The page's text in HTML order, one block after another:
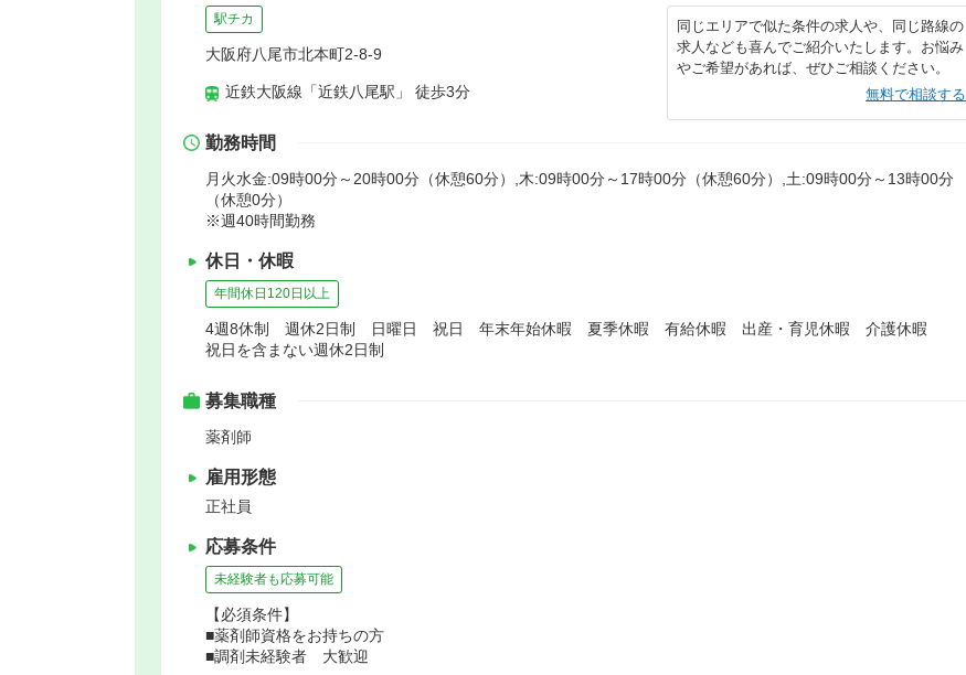
駅チカ
大阪府八尾市北本町2-8-9
近鉄大阪線「近鉄八尾駅」 徒歩3分
同じエリアで似た条件の求人や、同じ路線の
求人なども喜んでご紹介いたします。お悩み
やご希望があれば、ぜひご相談ください。
無料で相談する
勤務時間
月火水金:09時00分～20時00分（休憩60分）,木:09時00分～17時00分（休憩60分）,土:09時00分～13時00分
（休憩0分）
※週40時間勤務
休日・休暇
年間休日120日以上
4週8休制 週休2日制 日曜日 祝日 年末年始休暇 夏季休暇 有給休暇 出産・育児休暇 介護休暇
祝日を含まない週休2日制
募集職種
薬剤師
雇用形態
正社員
応募条件
未経験者も応募可能
【必須条件】
■薬剤師資格をお持ちの方
■調剤未経験者 大歓迎